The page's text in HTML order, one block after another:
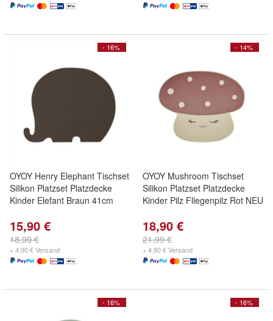
- 16%
OYOY Henry Elephant Tischset
Silikon Platzset Platzdecke
Kinder Elefant Braun 41cm
15,90 €
18,99 €
+ 4,90 € Versand
- 14%
OYOY Mushroom Tischset
Silikon Platzset Platzdecke
Kinder Pilz Fliegenpilz Rot NEU
18,90 €
21,99 €
+ 4,90 € Versand
- 16% - 16%